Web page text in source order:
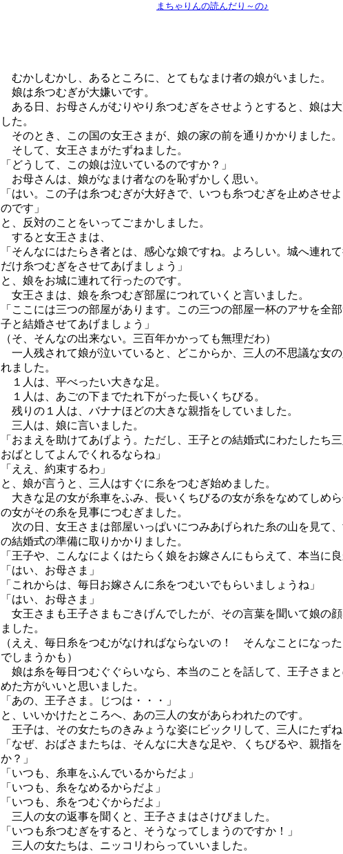
まちゃりんの読んだり～の♪
むかしむかし、あるところに、とてもなまけ者の娘がいました。
娘は糸つむぎが大嫌いです。
ある日、お母さんがむりやり糸つむぎをさせようとすると、娘は大
した。
そのとき、この国の女王さまが、娘の家の前を通りかかりました。
そして、女王さまがたずねました。
「どうして、この娘は泣いているのですか？」
お母さんは、娘がなまけ者なのを恥ずかしく思い。
「はい。この子は糸つむぎが大好きで、いつも糸つむぎを止めさせ
のです」
と、反対のことをいってごまかしました。
すると女王さまは、
「そんなにはたらき者とは、感心な娘ですね。よろしい。城へ連れ
だけ糸つむぎをさせてあげましょう」
と、娘をお城に連れて行ったのです。
女王さまは、娘を糸つむぎ部屋につれていくと言いました。
「ここには三つの部屋があります。この三つの部屋一杯のアサを全
子と結婚させてあげましょう」
（そ、そんなの出来ない。三百年かかっても無理だわ）
一人残されて娘が泣いていると、どこからか、三人の不思議な女
れました。
１人は、平べったい大きな足。
１人は、あごの下までたれ下がった長いくちびる。
残りの１人は、バナナほどの大きな親指をしていました。
三人は、娘に言いました。
「おまえを助けてあげよう。ただし、王子との結婚式にわたしたち
おばとしてよんでくれるならね」
「ええ、約束するわ」
と、娘が言うと、三人はすぐに糸をつむぎ始めました。
大きな足の女が糸車をふみ、長いくちびるの女が糸をなめてしめ
の女がその糸を見事につむぎました。
次の日、女王さまは部屋いっぱいにつみあげられた糸の山を見て
の結婚式の準備に取りかかりました。
「王子や、こんなによくはたらく娘をお嫁さんにもらえて、本当に良
「はい、お母さま」
「これからは、毎日お嫁さんに糸をつむいでもらいましょうね」
「はい、お母さま」
女王さまも王子さまもごきげんでしたが、その言葉を聞いて娘の顔
ました。
（ええ、毎日糸をつむがなければならないの！ そんなことになっ
でしまうかも）
娘は糸を毎日つむぐぐらいなら、本当のことを話して、王子さま
めた方がいいと思いました。
「あの、王子さま。じつは・・・」
と、いいかけたところへ、あの三人の女があらわれたのです。
王子は、その女たちのきみょうな姿にビックリして、三人にたずね
「なぜ、おばさまたちは、そんなに大きな足や、くちびるや、親指
か？」
「いつも、糸車をふんでいるからだよ」
「いつも、糸をなめるからだよ」
「いつも、糸をつむぐからだよ」
三人の女の返事を聞くと、王子さまはさけびました。
「いつも糸つむぎをすると、そうなってしまうのですか！」
三人の女たちは、ニッコリわらっていいました。